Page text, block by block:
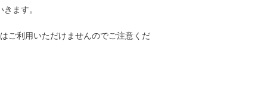
ます。
ご利用いただけませんのでご注意くだ